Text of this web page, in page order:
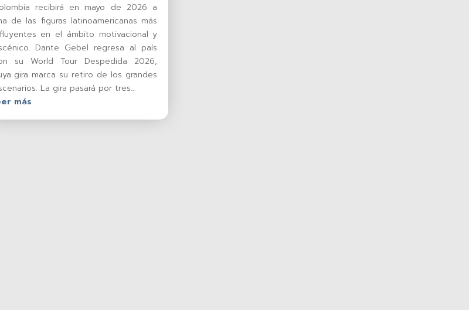
recibirá en mayo de 2026 a
de las figuras latinoamericanas más
en el ámbito motivacional y
Dante Gebel regresa al país
su World Tour Despedida 2026,
gira marca su retiro de los grandes
La gira pasará por tres...
más